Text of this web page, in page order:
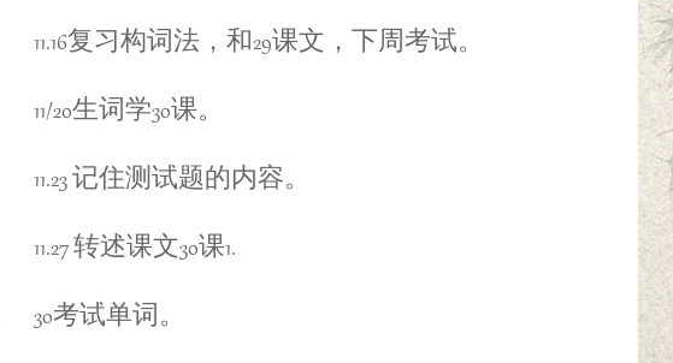
11.16复习构词法，和29课文，下周考试。
11/20生词学30课。
11.23 记住测试题的内容。
11.27 转述课文30课1.
30考试单词。